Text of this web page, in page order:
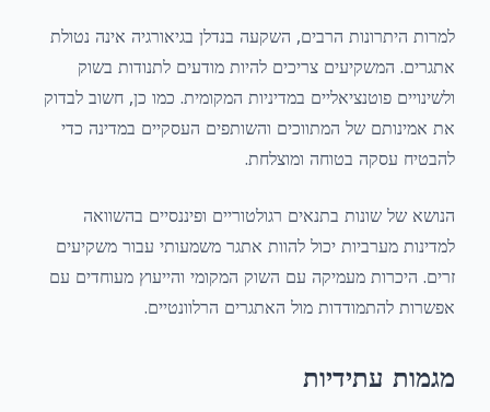
למרות היתרונות הרבים, השקעה בנדלן בגיאורגיה אינה נטולת
אתגרים. המשקיעים צריכים להיות מודעים לתנודות בשוק
ולשינויים פוטנציאליים במדיניות המקומית. כמו כן, חשוב לבדוק
את אמינותם של המתווכים והשותפים העסקיים במדינה כדי
להבטיח עסקה בטוחה ומוצלחת.
הנושא של שונות בתנאים רגולטוריים ופיננסיים בהשוואה
למדינות מערביות יכול להוות אתגר משמעותי עבור משקיעים
זרים. היכרות מעמיקה עם השוק המקומי והייעוץ מעוחדים עם
אפשרות להתמודדות מול האתגרים הרלוונטיים.
מגמות עתידיות